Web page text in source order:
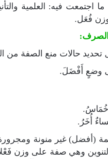
اجتمعت فيه: العلمية
فُعَل.
تحديد حالات منع الصفة
وضعٍ أَفْضَلَ.
خُمَاسُ.
أُخَرُ.
(أفضل) غير منونة
وهي صفة على وزن